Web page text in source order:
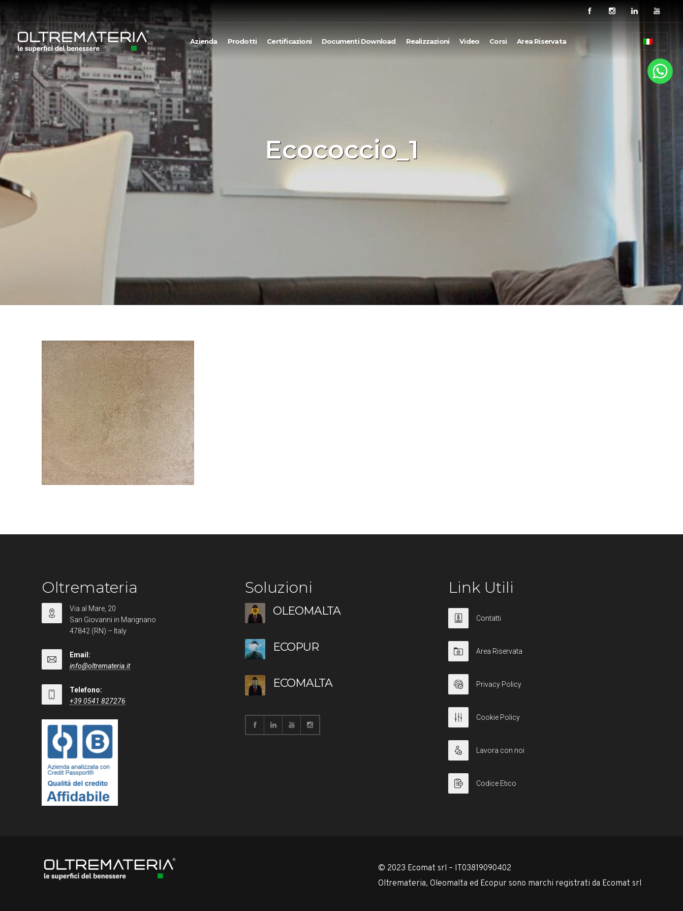
Azienda Prodotti Certificazioni Documenti Download Realizzazioni Video Corsi Area Riservata
Ecococcio_1
Oltremateria
Via al Mare, 20
San Giovanni in Marignano
47842 (RN) – Italy
Email:
info@oltremateria.it
Telefono:
+39 0541 827276
Soluzioni
OLEOMALTA
ECOPUR
ECOMALTA
Link Utili
Contatti
Area Riservata
Privacy Policy
Cookie Policy
Lavora con noi
Codice Etico
© 2023 Ecomat srl – IT03819090402
Oltremateria, Oleomalta ed Ecopur sono marchi registrati da Ecomat srl